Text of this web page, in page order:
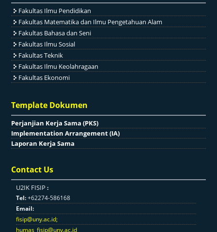
Fakultas Ilmu Pendidikan
Fakultas Matematika dan Ilmu Pengetahuan Alam
Fakultas Bahasa dan Seni
Fakultas Ilmu Sosial
Fakultas Teknik
Fakultas Ilmu Keolahragaan
Fakultas Ekonomi
Template Dokumen
Perjanjian Kerja Sama (PKS)
Implementation Arrangement (IA)
Laporan Kerja Sama
Contact Us
U2IK FISIP :
Tel:+62274-586168
Email:
fisip@uny.ac.id;
humas_fisip@uny.ac.id